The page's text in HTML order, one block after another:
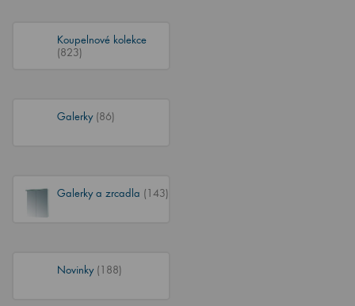
Koupelnové kolekce
(823)
Galerky (86)
Galerky a zrcadla (143)
Novinky (188)